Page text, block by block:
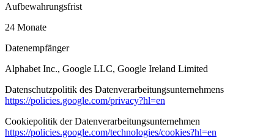
Aufbewahrungsfrist
24 Monate
Datenempfänger
Alphabet Inc., Google LLC, Google Ireland Limited
Datenschutzpolitik des Datenverarbeitungsunternehmens
https://policies.google.com/privacy?hl=en
Cookiepolitik der Datenverarbeitungsunternehmen
https://policies.google.com/technologies/cookies?hl=en